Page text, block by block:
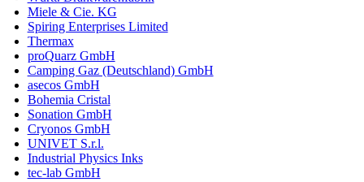
Miele & Cie. KG
Spiring Enterprises Limited
Thermax
proQuarz GmbH
Camping Gaz (Deutschland) GmbH
asecos GmbH
Bohemia Cristal
Sonation GmbH
Cryonos GmbH
UNIVET S.r.l.
Industrial Physics Inks
tec-lab GmbH